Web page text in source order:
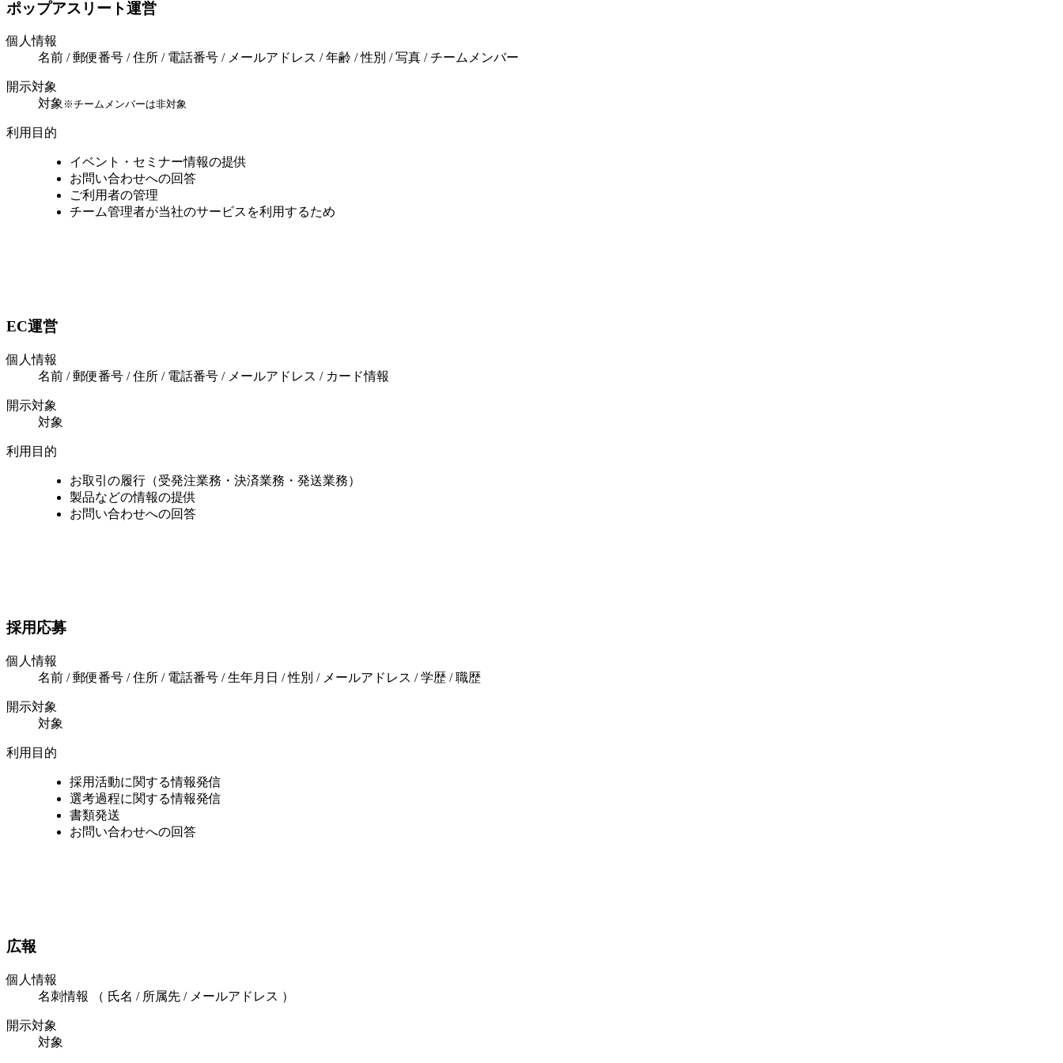
ポップアスリート運営
個人情報
名前 / 郵便番号 / 住所 / 電話番号 / メールアドレス / 年齢 / 性別 / 写真 / チームメンバー
開示対象
対象 ※チームメンバーは非対象
利用目的
イベント・セミナー情報の提供
お問い合わせへの回答
ご利用者の管理
チーム管理者が当社のサービスを利用するため
EC運営
個人情報
名前 / 郵便番号 / 住所 / 電話番号 / メールアドレス / カード情報
開示対象
対象
利用目的
お取引の履行（受発注業務・決済業務・発送業務）
製品などの情報の提供
お問い合わせへの回答
採用応募
個人情報
名前 / 郵便番号 / 住所 / 電話番号 / 生年月日 / 性別 / メールアドレス / 学歴 / 職歴
開示対象
対象
利用目的
採用活動に関する情報発信
選考過程に関する情報発信
書類発送
お問い合わせへの回答
広報
個人情報
名刺情報 （ 氏名 / 所属先 / メールアドレス ）
開示対象
対象